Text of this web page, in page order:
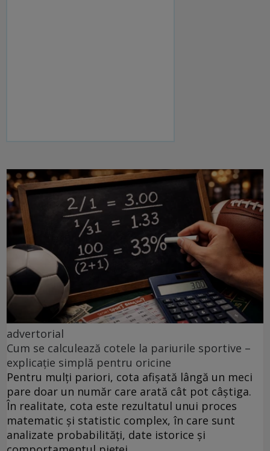
advertorial
Cum se calculează cotele la pariurile sportive –
explicație simplă pentru oricine
Pentru mulți pariori, cota afișată lângă un meci
pare doar un număr care arată cât pot câștiga.
În realitate, cota este rezultatul unui proces
matematic și statistic complex, în care sunt
analizate probabilități, date istorice și